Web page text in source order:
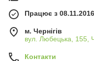
Працює з 08.11.2016
м. Чернігів
вул. Любецька, 155,
Контакти